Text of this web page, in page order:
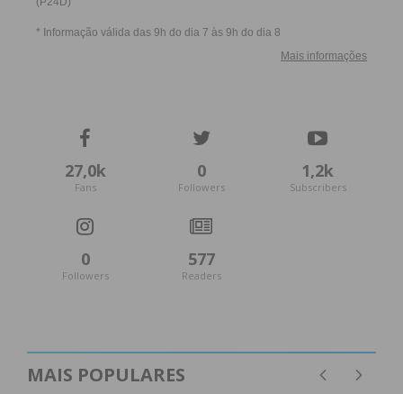
27,0k
Fans
0
Followers
1,2k
Subscribers
0
Followers
577
Readers
MAIS POPULARES